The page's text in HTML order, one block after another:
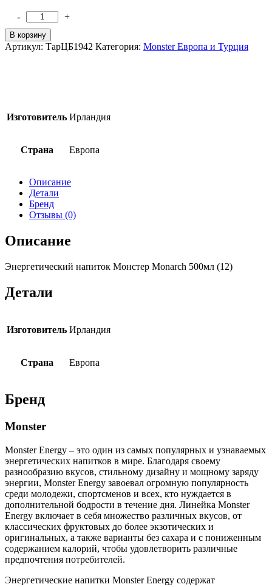
Количество
товара
[M]Энергетический
напиток
- +
В корзину
Артикул: ТарЦБ1942 Категория: Monster Европа и Турция
Изготовитель Ирландия
Страна Европа
Описание
Детали
Бренд
Отзывы (0)
Описание
Энергетический напиток Монстер Monarch 500мл (12)
Детали
Изготовитель Ирландия
Страна Европа
Бренд
Monster
Monster Energy – это один из самых популярных и узнаваемых
энергетических напитков в мире. Благодаря своему
разнообразию вкусов, стильному дизайну и мощному заряду
энергии, Monster Energy завоевал огромную популярность
среди молодежи, спортсменов и всех, кто нуждается в
дополнительной бодрости в течение дня. Линейка Monster
Energy включает в себя множество различных вкусов, от
классических фруктовых до более экзотических и
оригинальных, а также варианты без сахара и с пониженным
содержанием калорий, чтобы удовлетворить различные
предпочтения потребителей.
Энергетические напитки Monster Energy содержат